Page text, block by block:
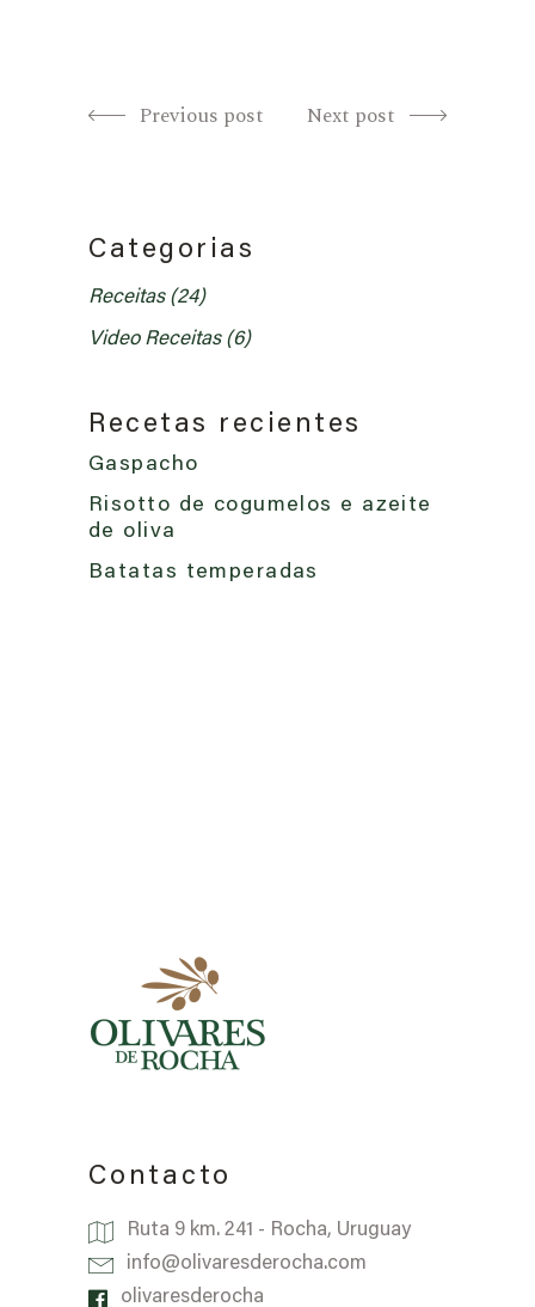
Previous post Next post
Categorias
Receitas(24)
Video Receitas(6)
Recetas recientes
Gaspacho
Risotto de cogumelos e azeite
de oliva
Batatas temperadas
Contacto
Ruta 9 km. 241 - Rocha, Uruguay
info@olivaresderocha.com
olivaresderocha